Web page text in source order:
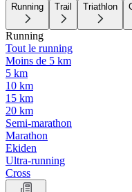
Running Trail Triathlon
Running
Tout le running
Moins de 5 km
5 km
10 km
15 km
20 km
Semi-marathon
Marathon
Ekiden
Ultra-running
Cross